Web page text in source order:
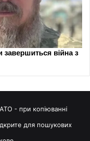
- при копіюванні
для пошукових